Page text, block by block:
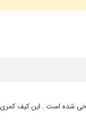
را با خود حمل کنید ولی کوچکی حجم کیف کمری ها گاها شما را آزار می دهد , کیف کمری آی